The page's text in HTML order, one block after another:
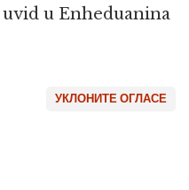
u Enheduanina
УКЛОНИТЕ ОГЛАСЕ